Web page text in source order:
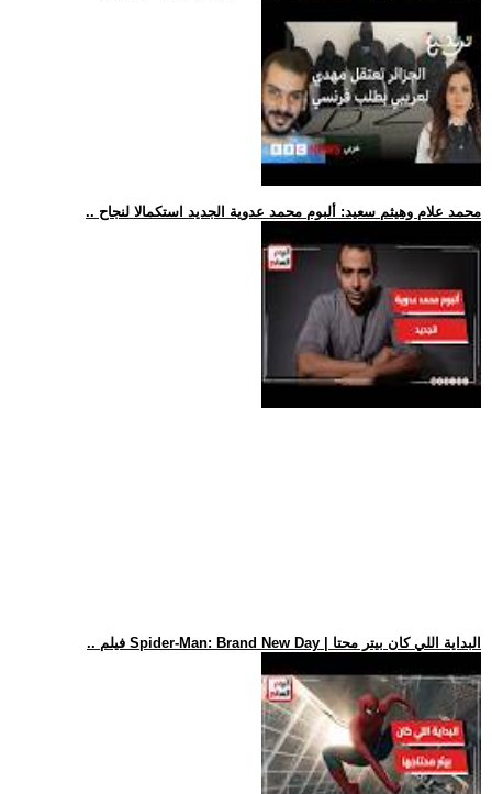
.. محمد علام وهيثم سعيد: ألبوم محمد عدوية الجديد استكمالا لنجاح
.. فيلم Spider-Man: Brand New Day | البداية اللي كان بيتر محتا